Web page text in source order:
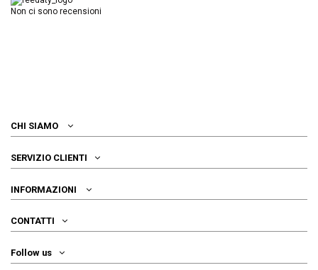
Non ci sono recensioni
CHI SIAMO
SERVIZIO CLIENTI
INFORMAZIONI
CONTATTI
Follow us